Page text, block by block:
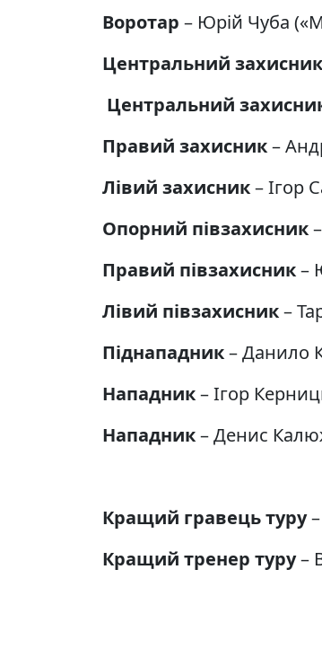
Воротар – Юрій Чуба
Центральний захисник
Центральний
Правий захисник–
Лівий захисник– Ігор
Опорний півзахисник
Правий півзахисник–
Лівий півзахисник–
Піднападник– Данило
Нападник– Ігор
Нападник– Денис
Кращий гравець туру–
Кращий тренер туру–